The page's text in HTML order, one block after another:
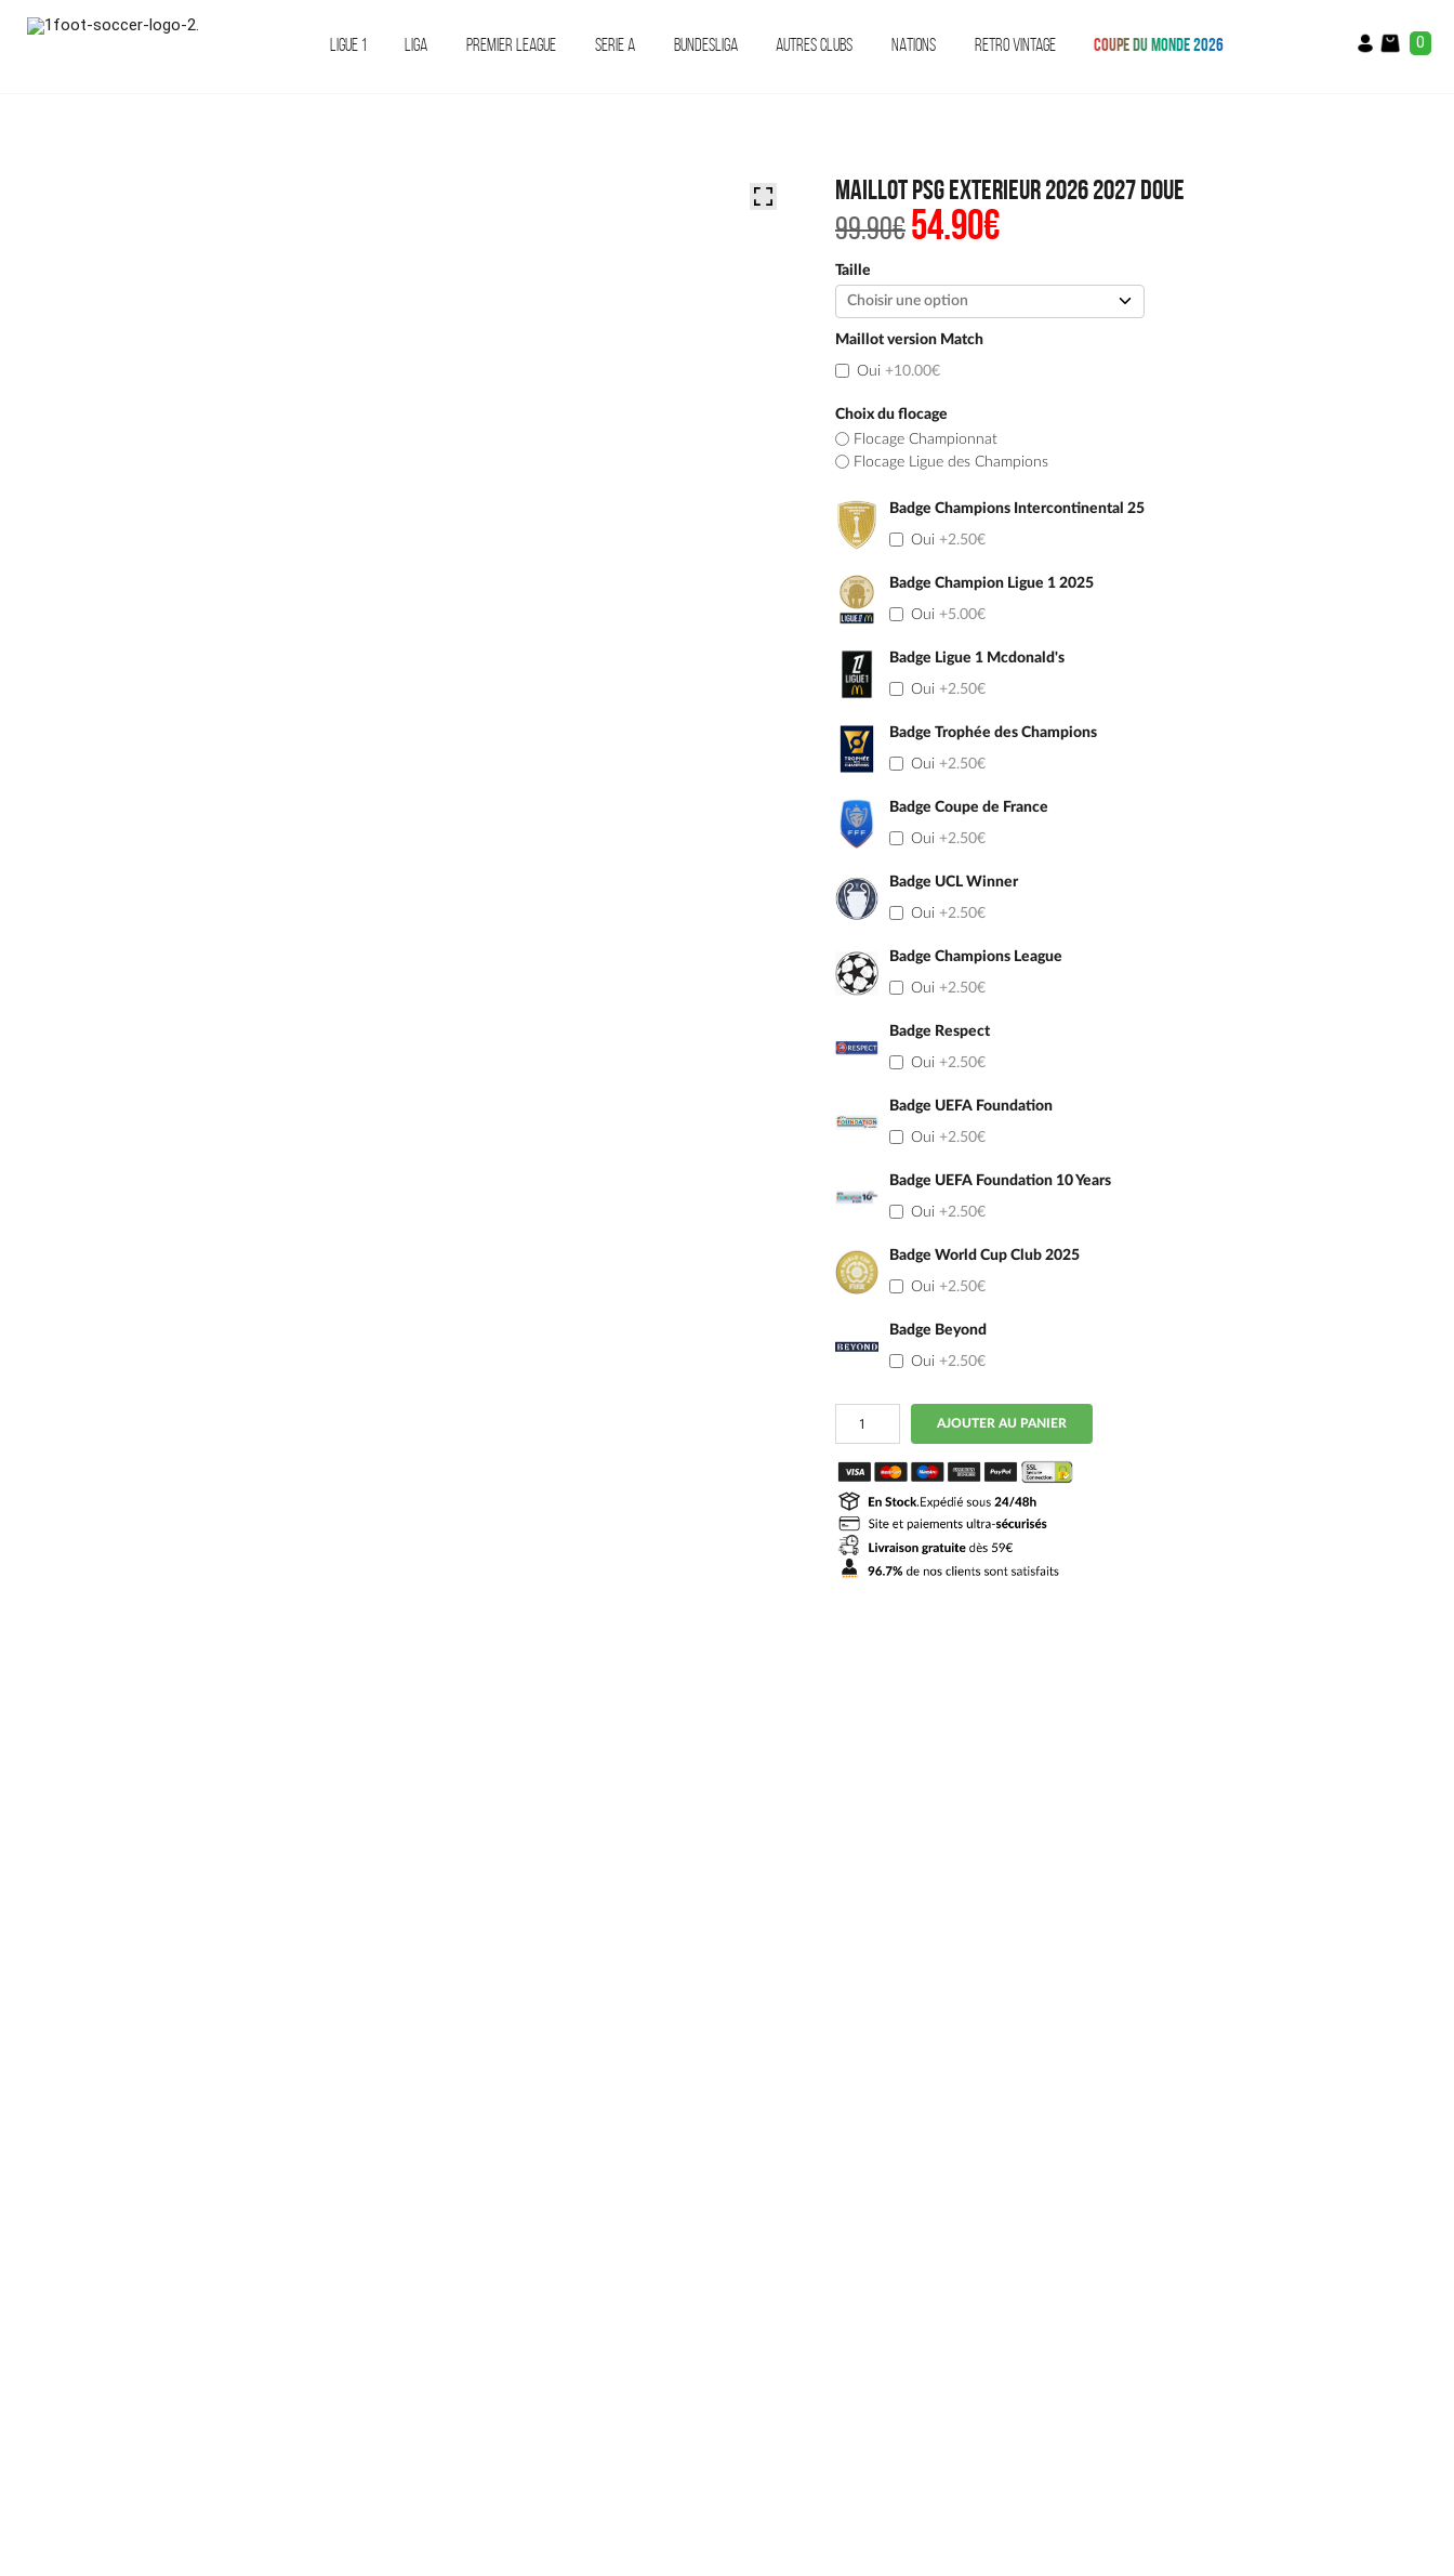
LIGUE 1 LIGA PREMIER LEAGUE SERIE A BUNDESLIGA AUTRES CLUBS NATIONS RETRO VINTAGE COUPE DU MONDE 2026 0
Maillot PSG Exterieur 2026 2027 Doue
99.90€Le
prix
99.90€.
54.90€Le
prix
54.90€.
Taille
Maillot version Match
Oui +10.00€
Choix du flocage
Flocage Championnat
Flocage Ligue des Champions
Badge Champions Intercontinental 25
Oui +2.50€
Badge Champion Ligue 1 2025
Oui +5.00€
Badge Ligue 1 Mcdonald's
Oui +2.50€
Badge Trophée des Champions
Oui +2.50€
Badge Coupe de France
Oui +2.50€
Badge UCL Winner
Oui +2.50€
Badge Champions League
Oui +2.50€
Badge Respect
Oui +2.50€
Badge UEFA Foundation
Oui +2.50€
Badge UEFA Foundation 10 Years
Oui +2.50€
Badge World Cup Club 2025
Oui +2.50€
Badge Beyond
Oui +2.50€
quantité
Maillot
Exterieur
2026
2027
Doue
AJOUTER AU PANIER